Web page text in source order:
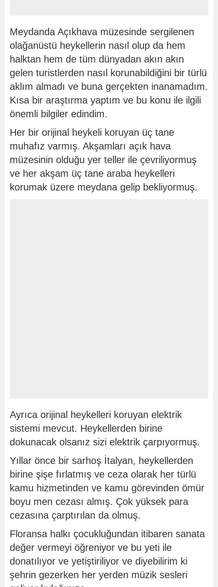
Meydanda Açıkhava müzesinde sergilenen
olağanüstü heykellerin nasıl olup da hem
halktan hem de tüm dünyadan akın akın
gelen turistlerden nasıl korunabildiğini bir türlü
aklım almadı ve buna gerçekten inanamadım.
Kısa bir araştırma yaptım ve bu konu ile ilgili
önemli bilgiler edindim.
Her bir orijinal heykeli koruyan üç tane
muhafız varmış. Akşamları açık hava
müzesinin olduğu yer teller ile çevriliyormuş
ve her akşam üç tane araba heykelleri
korumak üzere meydana gelip bekliyormuş.
Ayrıca orijinal heykelleri koruyan elektrik
sistemi mevcut. Heykellerden birine
dokunacak olsanız sizi elektrik çarpıyormuş.
Yıllar önce bir sarhoş İtalyan, heykellerden
birine şişe fırlatmış ve ceza olarak her türlü
kamu hizmetinden ve kamu görevinden ömür
boyu men cezası almış. Çok yüksek para
cezasına çarptırılan da olmuş.
Floransa halkı çocukluğundan itibaren sanata
değer vermeyi öğreniyor ve bu yeti ile
donatılıyor ve yetiştiriliyor ve diyebilirim ki
şehrin gezerken her yerden müzik sesleri